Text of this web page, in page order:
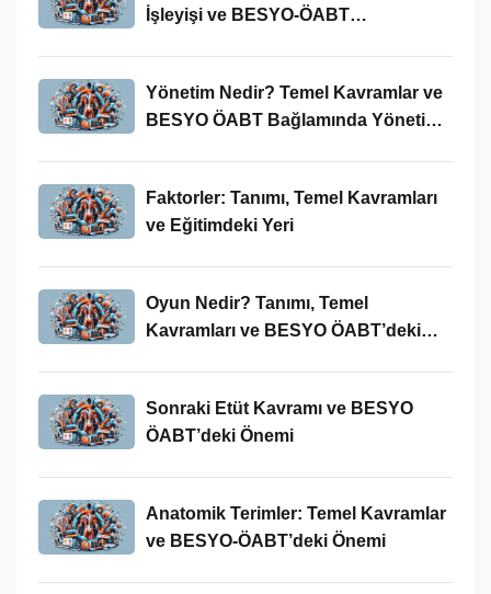
İşleyişi ve BESYO-ÖABT
Yönetim Nedir? Temel Kavramlar ve
BESYO ÖABT Bağlamında Yönetim
Faktorler: Tanımı, Temel Kavramları
ve Eğitimdeki Yeri
Oyun Nedir? Tanımı, Temel
Kavramları ve BESYO ÖABT’deki
Sonraki Etüt Kavramı ve BESYO
ÖABT’deki Önemi
Anatomik Terimler: Temel Kavramlar
ve BESYO-ÖABT’deki Önemi